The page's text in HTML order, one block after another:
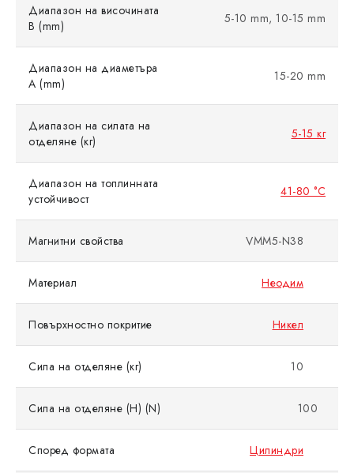
Диапазон на височината
B (mm)
5-10 mm, 10-15 mm
Диапазон на диаметъра
A (mm)
15-20 mm
Диапазон на силата на
отделяне (кг)
5-15 кг
Диапазон на топлинната
устойчивост
41-80 °C
Магнитни свойства VMM5-N38
Материал Неодим
Повърхностно покритие Никел
Сила на отделяне (кг) 10
Сила на отделяне (Н) (N) 100
Според формата Цилиндри